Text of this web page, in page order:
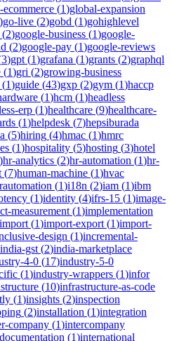
ecommerce (1)global-expansion
)go-live (2)gobd (1)gohighlevel
(2)google-business (1)google-
(2)google-pay (1)google-reviews
3)gpt (1)grafana (1)grants (2)graphql
(1)gri (2)growing-business
(1)guide (43)gxp (2)gym (1)haccp
(1)hcm (1)headless
erp (1)healthcare (9)healthcare-
(1)helpdesk (7)hepsiburada
(5)hiring (4)hmac (1)hmrc
(1)hospitality (5)hosting (3)hotel
)hr-analytics (2)hr-automation (1)hr-
(7)human-machine (1)hvac
(1)i18n (2)iam (1)ibm
(1)identity (4)ifrs-15 (1)image-
measurement (1)implementation
import (1)import-export (1)import-
design (1)incremental-
india-gst (2)india-marketplace
4-0 (17)industry-5-0
(1)industry-wrappers (1)infor
(10)infrastructure-as-code
(1)insights (2)inspection
(2)installation (1)integration
company (1)intercompany
(1)international